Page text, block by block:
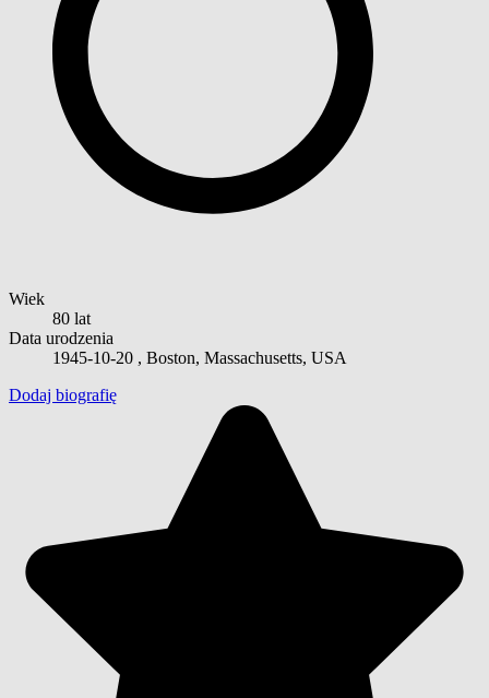
Wiek
80 lat
Data urodzenia
1945-10-20 , Boston, Massachusetts, USA
Dodaj biografię